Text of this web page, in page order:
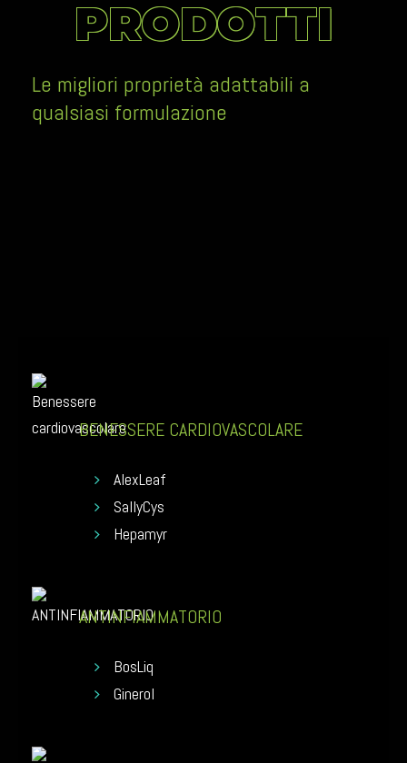
PRODOTTI
Le migliori proprietà adattabili a
qualsiasi formulazione
BENESSERE CARDIOVASCOLARE
AlexLeaf
SallyCys
Hepamyr
ANTINFIAMMATORIO
BosLiq
Ginerol